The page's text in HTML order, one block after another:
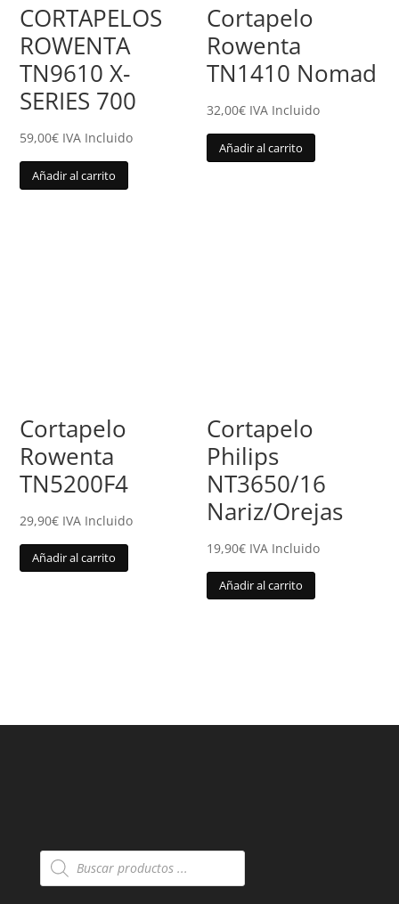
CORTAPELOS
ROWENTA
TN9610 X-
SERIES 700
59,00€ IVA Incluido
Añadir al carrito
Cortapelo
Rowenta
TN1410 Nomad
32,00€ IVA Incluido
Añadir al carrito
Cortapelo
Rowenta
TN5200F4
29,90€ IVA Incluido
Añadir al carrito
Cortapelo
Philips
NT3650/16
Nariz/Orejas
19,90€ IVA Incluido
Añadir al carrito
Búsqueda
de